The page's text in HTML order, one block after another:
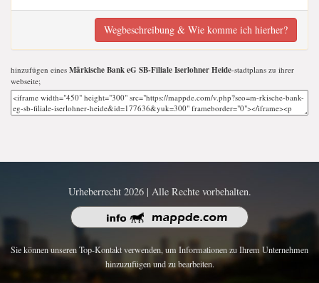
Wegbeschreibung & Wie komme ich hierher?
hinzufügen eines Märkische Bank eG SB-Filiale Iserlohner Heide-stadtplans zu ihrer
webseite;
Urheberrecht 2026 | Alle Rechte vorbehalten.
Sie können unseren Top-Kontakt verwenden, um Informationen zu Ihrem Unternehmen
hinzuzufügen und zu bearbeiten.